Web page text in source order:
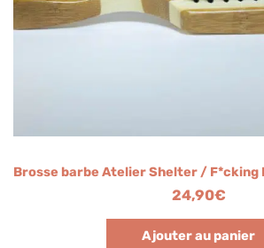
Brosse barbe Atelier Shelter / F*cking
24,90€
Ajouter au panier